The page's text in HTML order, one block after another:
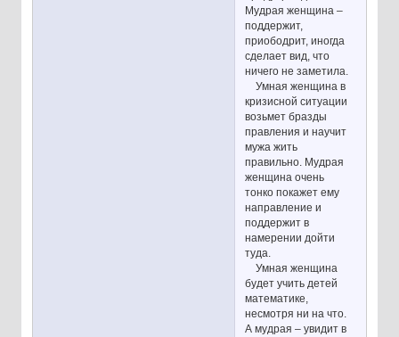
Мудрая женщина –
поддержит,
приободрит, иногда
сделает вид, что
ничего не заметила.
Умная женщина в
кризисной ситуации
возьмет бразды
правления и научит
мужа жить
правильно. Мудрая
женщина очень
тонко покажет ему
направление и
поддержит в
намерении дойти
туда.
Умная женщина
будет учить детей
математике,
несмотря ни на что.
А мудрая – увидит в